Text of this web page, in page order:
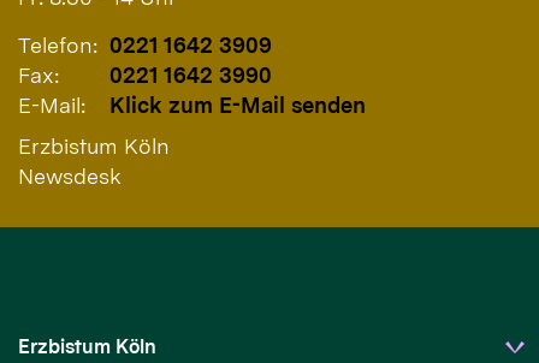
Telefon: 0221 1642 3909
Fax:
0221 1642 3990
E-Mail:
Klick zum E-Mail senden
Erzbistum Köln
Newsdesk
Erzbistum Köln